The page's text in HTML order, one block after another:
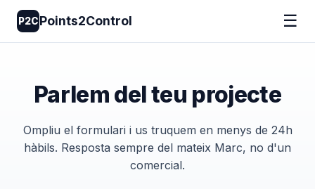
P2CPoints2Control ☰
Parlem del teu projecte
Ompliu el formulari i us truquem en menys de 24h
hàbils. Resposta sempre del mateix Marc, no d'un
comercial.